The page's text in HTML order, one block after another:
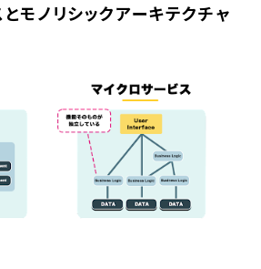
モノリシックアーキテクチャ